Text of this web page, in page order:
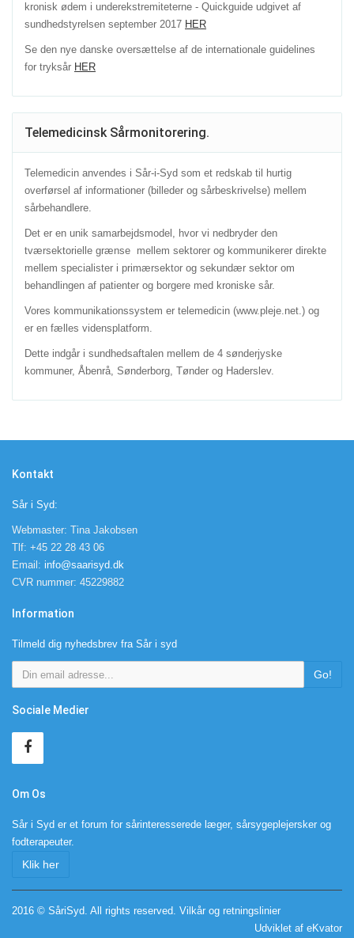
kronisk ødem i underekstremiteterne - Quickguide udgivet af
sundhedstyrelsen september 2017 HER
Se den nye danske oversættelse af de internationale guidelines
for tryksår HER
Telemedicinsk Sårmonitorering.
Telemedicin anvendes i Sår-i-Syd som et redskab til hurtig
overførsel af informationer (billeder og sårbeskrivelse) mellem
sårbehandlere.
Det er en unik samarbejdsmodel, hvor vi nedbryder den
tværsektorielle grænse mellem sektorer og kommunikerer direkte
mellem specialister i primærsektor og sekundær sektor om
behandlingen af patienter og borgere med kroniske sår.
Vores kommunikationssystem er telemedicin (www.pleje.net.) og
er en fælles vidensplatform.
Dette indgår i sundhedsaftalen mellem de 4 sønderjyske
kommuner, Åbenrå, Sønderborg, Tønder og Haderslev.
Kontakt
Sår i Syd:
Webmaster: Tina Jakobsen
Tlf: +45 22 28 43 06
Email: info@saarisyd.dk
CVR nummer: 45229882
Information
Tilmeld dig nyhedsbrev fra Sår i syd
Go!
Sociale Medier
Om Os
Sår i Syd er et forum for sårinteresserede læger, sårsygeplejersker og
fodterapeuter.
Klik her
2016 © SåriSyd. All rights reserved. Vilkår og retningslinier
Udviklet af eKvator